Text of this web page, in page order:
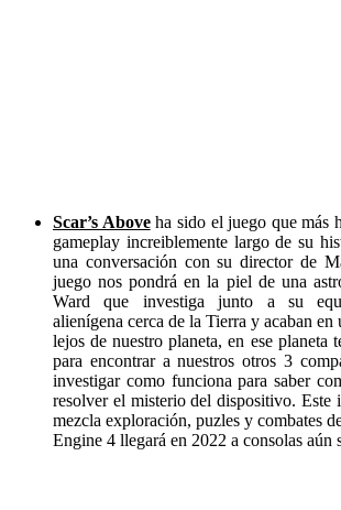
Scar’s Aboveha sido el juego que más
gameplay increiblemente largo de su
una conversación con su director de
juego nos pondrá en la piel de una
Ward que investiga junto a su
alienígena cerca de la Tierra y acaban en
lejos de nuestro planeta, en ese planeta
para encontrar a nuestros otros 3
investigar como funciona para saber
resolver el misterio del dispositivo. Este
mezcla exploración, puzles y combates
Engine 4 llegará en 2022 a consolas aún